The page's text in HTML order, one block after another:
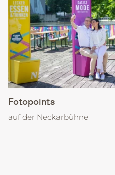
Fotopoints
auf der Neckarbühne